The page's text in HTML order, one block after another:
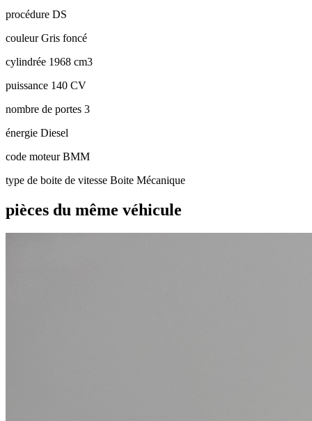
procédure DS
couleurGris foncé
cylindrée 1968 cm3
puissance 140 CV
nombre de portes 3
énergie Diesel
code moteurBMM
type de boite de vitesse Boite Mécanique
pièces du même véhicule